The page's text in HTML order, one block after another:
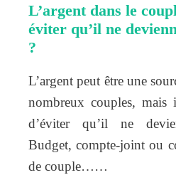
L’argent dans le
éviter qu’il ne
?
L’argent peut être une
nombreux couples, mais
d’éviter qu’il ne
Budget, compte-joint ou
de couple……